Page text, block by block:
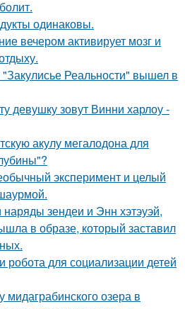
одинаковы.
вечером активирует мозг и
Реальности" вышел в
девушку зовут Винни харлоу -
акулу мегалодона для
эксперимент и целый
зендеи и Энн хэтэуэй,
в образе, который заставил
робота для социализации детей
озера в